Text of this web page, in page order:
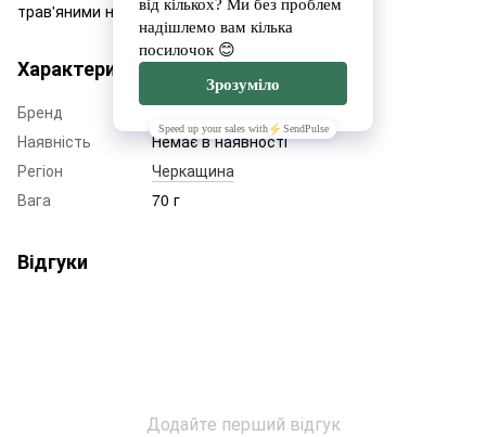
трав'яними нотами ялівцю та джину.
Характеристики
Бренд
SOL
Наявність
Немає в наявності
Регіон
Черкащина
Вага
70 г
Відгуки
Додайте перший відгук